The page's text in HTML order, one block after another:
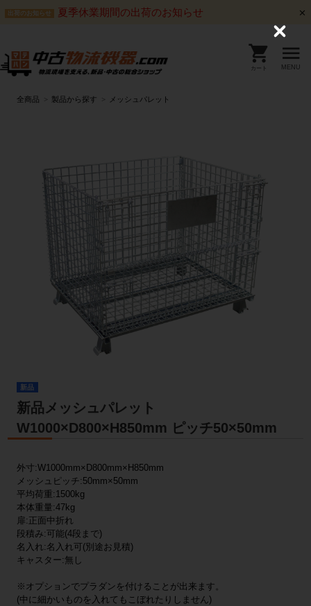
出荷のお知らせ 夏季休業期間の出荷のお知らせ
カート MENU
全商品 製品から探す メッシュパレット
新品
新品メッシュパレット
W1000×D800×H850mm ピッチ50×50mm
外寸:W1000mm×D800mm×H850mm
メッシュピッチ:50mm×50mm
平均荷重:1500kg
本体重量:47kg
扉:正面中折れ
段積み:可能(4段まで)
名入れ:名入れ可(別途お見積)
キャスター:無し
※オプションでプラダンを付けることが出来ます。
(中に細かいものを入れてもこぼれたりしません)
C
o
s